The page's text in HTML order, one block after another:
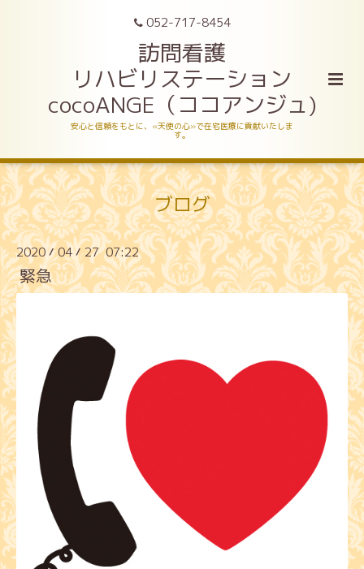
052-717-8454
訪問看護
リハビリステーション
cocoANGE（ココアンジュ)
安心と信頼をもとに、«天使の心»で在宅医療に貢献いたしま
す。
ブログ
2020/04/27 07:22
緊急